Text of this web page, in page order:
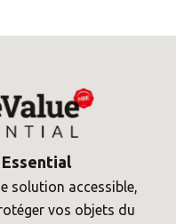
solution accessible,
vos objets du